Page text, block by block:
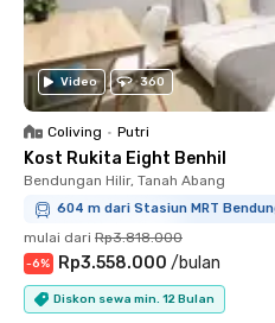
Video 360
Coliving • Putri
Kost Rukita Eight Benhil
Bendungan Hilir, Tanah Abang
604 m dari Stasiun MRT
mulai dari Rp3.818.000
-6% Rp3.558.000 /bulan
Diskon sewa min. 12 Bulan